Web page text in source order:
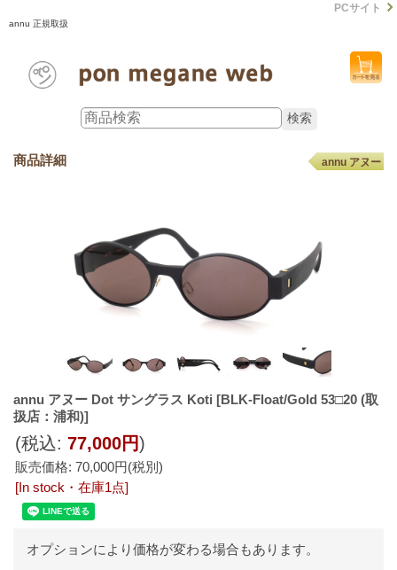
annu 正規取扱
PCサイト
商品詳細 annu アヌー
annu アヌー Dot サングラス Koti [BLK-Float/Gold 53□20 (取
扱店：浦和)]
販売価格: 70,000円(税別)
(税込: 77,000円)
[In stock・在庫1点]
オプションにより価格が変わる場合もあります。